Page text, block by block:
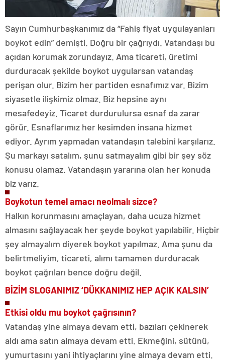
Sayın Cumhurbaşkanımız da “Fahiş fiyat uygulayanları
boykot edin” demişti. Doğru bir çağrıydı. Vatandaşı bu
açıdan korumak zorundayız. Ama ticareti, üretimi
durduracak şekilde boykot uygularsan vatandaş
perişan olur. Bizim her partiden esnafımız var. Bizim
siyasetle ilişkimiz olmaz. Biz hepsine aynı
mesafedeyiz. Ticaret durdurulursa esnaf da zarar
görür. Esnaflarımız her kesimden insana hizmet
ediyor. Ayrım yapmadan vatandaşın talebini karşılarız.
Şu markayı satalım, şunu satmayalım gibi bir şey söz
konusu olamaz. Vatandaşın yararına olan her konuda
biz varız.
Boykotun temel amacı neolmalı sizce?
Halkın korunmasını amaçlayan, daha ucuza hizmet
almasını sağlayacak her şeyde boykot yapılabilir. Hiçbir
şey almayalım diyerek boykot yapılmaz. Ama şunu da
belirtmeliyim, ticareti, alımı tamamen durduracak
boykot çağrıları bence doğru değil.
BİZİM SLOGANIMIZ ‘DÜKKANIMIZ HEP AÇIK KALSIN’
Etkisi oldu mu boykot çağrısının?
Vatandaş yine almaya devam etti, bazıları çekinerek
aldı ama satın almaya devam etti. Ekmeğini, sütünü,
yumurtasını yani ihtiyaçlarını yine almaya devam etti.